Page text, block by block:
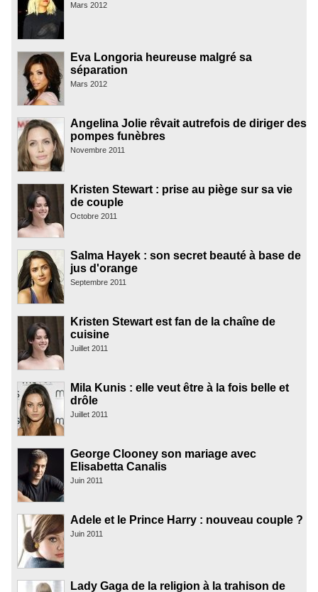
Mars 2012
Eva Longoria heureuse malgré sa
séparation
Mars 2012
Angelina Jolie rêvait autrefois de diriger des
pompes funèbres
Novembre 2011
Kristen Stewart : prise au piège sur sa vie
de couple
Octobre 2011
Salma Hayek : son secret beauté à base de
jus d'orange
Septembre 2011
Kristen Stewart est fan de la chaîne de
cuisine
Juillet 2011
Mila Kunis : elle veut être à la fois belle et
drôle
Juillet 2011
George Clooney son mariage avec
Elisabetta Canalis
Juin 2011
Adele et le Prince Harry : nouveau couple ?
Juin 2011
Lady Gaga de la religion à la trahison de